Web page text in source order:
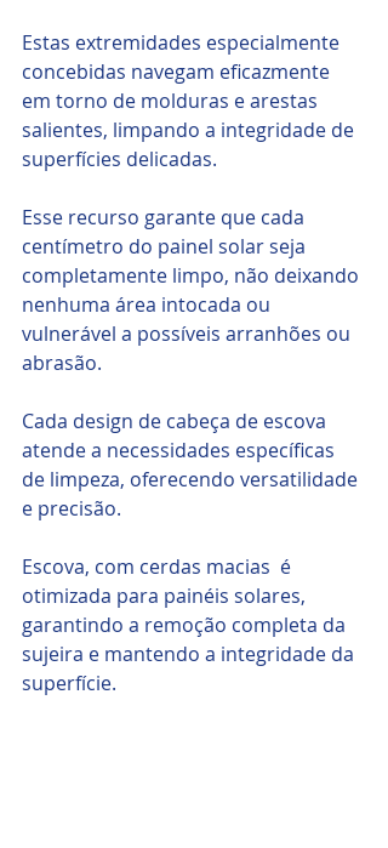
Estas extremidades especialmente
concebidas navegam eficazmente
em torno de molduras e arestas
salientes, limpando a integridade de
superfícies delicadas.
Esse recurso garante que cada
centímetro do painel solar seja
completamente limpo, não deixando
nenhuma área intocada ou
vulnerável a possíveis arranhões ou
abrasão.
Cada design de cabeça de escova
atende a necessidades específicas
de limpeza, oferecendo versatilidade
e precisão.
Escova, com cerdas macias  é
otimizada para painéis solares,
garantindo a remoção completa da
sujeira e mantendo a integridade da
superfície.